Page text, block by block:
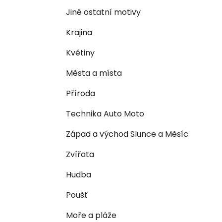
Jiné ostatní motivy
Krajina
Květiny
Města a místa
Příroda
Technika Auto Moto
Západ a východ Slunce a Měsíc
Zvířata
Hudba
Poušť
Moře a pláže